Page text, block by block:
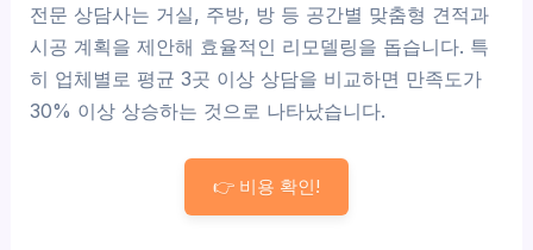
전문 상담사는 거실, 주방, 방 등 공간별 맞춤형 견적과
시공 계획을 제안해 효율적인 리모델링을 돕습니다. 특
히 업체별로 평균 3곳 이상 상담을 비교하면 만족도가
30% 이상 상승하는 것으로 나타났습니다.
👉 비용 확인!